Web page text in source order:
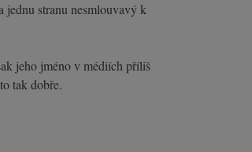
stranu nesmlouvavý k
jeho jméno v médiích příliš
tak dobře.